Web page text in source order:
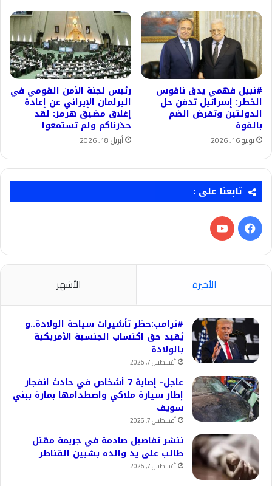
#نبيل فهمي يدق ناقوس
الخطر: إسرائيل تدفن حل
الدولتين وتفرض الضم
بالقوة
يوليو 16, 2026
رئيس لجنة الأمن القومي في
البرلمان الإيراني عن إعادة
إغلاق مضيق هرمز: لقد
حذرناكم ولم تستمعوا
أبريل 18, 2026
تابعنا على :
فيسبوك‫YouTube
الأخيرة الأشهر
#ترامب:حظر تأشيرات سياحة الولادة..و
يُقيد حق اكتساب الجنسية الأمريكية
بالولادة
أغسطس 7, 2026
عاجل- إصابة 7 أشخاص في حادث انفجار
إطار سيارة ملاكي واصطدامها بمارة ببني
سويف
أغسطس 7, 2026
ننشر تفاصيل صادمة في جريمة مقتل
طالب على يد والده بشبين القناطر
أغسطس 7, 2026